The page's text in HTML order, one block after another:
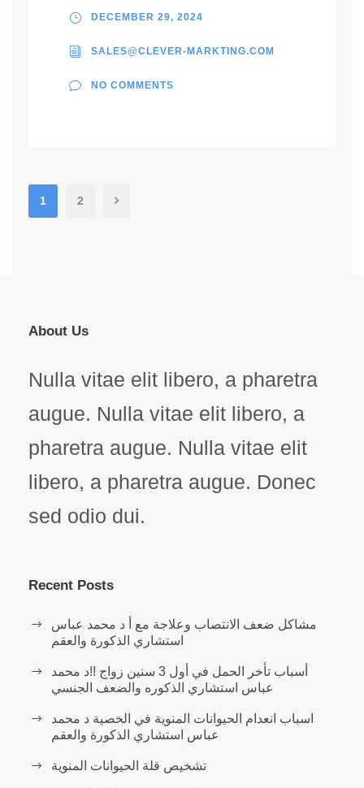
DECEMBER 29, 2024
SALES@CLEVER-MARKTING.COM
NO COMMENTS
1 2
About Us
Nulla vitae elit libero, a pharetra
augue. Nulla vitae elit libero, a
pharetra augue. Nulla vitae elit
libero, a pharetra augue. Donec
sed odio dui.
Recent Posts
مشاكل ضعف الانتصاب وعلاجة مع أ د محمد عباس
استشاري الذكورة والعقم
أسباب تأخر الحمل في أول 3 سنين زواج !!د محمد
عباس استشاري الذكوره والضعف الجنسي
اسباب انعدام الحيوانات المنوية في الخصية د محمد
تشخيص قلة الحيوانات المنوية